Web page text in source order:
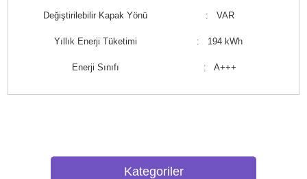
Değiştirilebilir Kapak Yönü : VAR
Yıllık Enerji Tüketimi : 194 kWh
Enerji Sınıfı : A+++
Kategoriler